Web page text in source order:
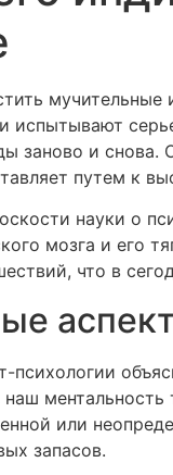
испытывают
заново и
путем к
науки о
мозга и его
что в
психологии
ментальность
или
запасов.